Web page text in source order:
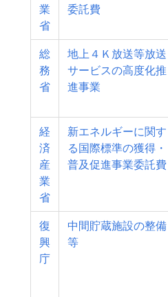
業
省
委託費
総
務
省
地上４Ｋ放送等放送
サービスの高度化推
進事業
経
済
産
業
省
新エネルギーに関す
る国際標準の獲得・
普及促進事業委託費
復
興
庁
中間貯蔵施設の整備
等